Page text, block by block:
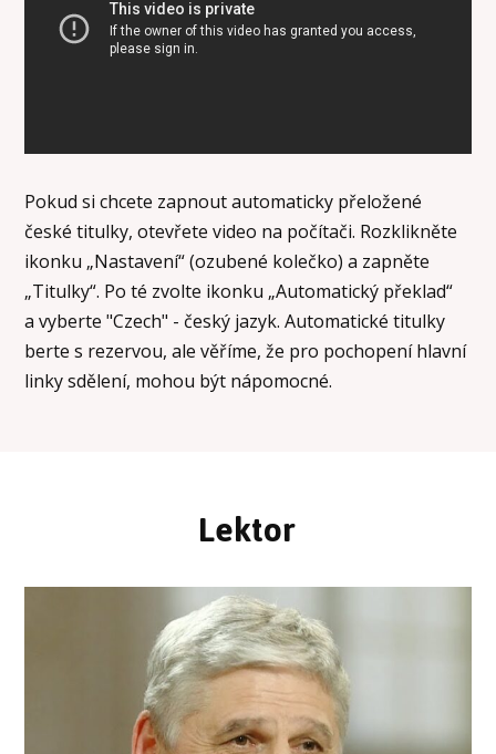
Pokud si chcete zapnout automaticky přeložené
české titulky, otevřete video na počítači. Rozklikněte
ikonku „Nastavení“ (ozubené kolečko) a zapněte
„Titulky“. Po té zvolte ikonku „Automatický překlad“
a vyberte "Czech" - český jazyk. Automatické titulky
berte s rezervou, ale věříme, že pro pochopení hlavní
linky sdělení, mohou být nápomocné.
Lektor